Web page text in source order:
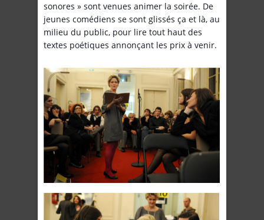
sonores » sont venues animer la soirée. De
jeunes comédiens se sont glissés ça et là, au
milieu du public, pour lire tout haut des
textes poétiques annonçant les prix à venir.